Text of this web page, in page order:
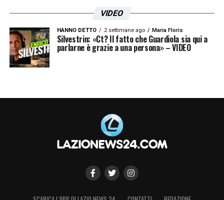
VIDEO
HANNO DETTO 2 settimane ago Maria Floris
Silvestrin: «Ct? Il fatto che Guardiola sia qui a
parlarne è grazie a una persona» – VIDEO